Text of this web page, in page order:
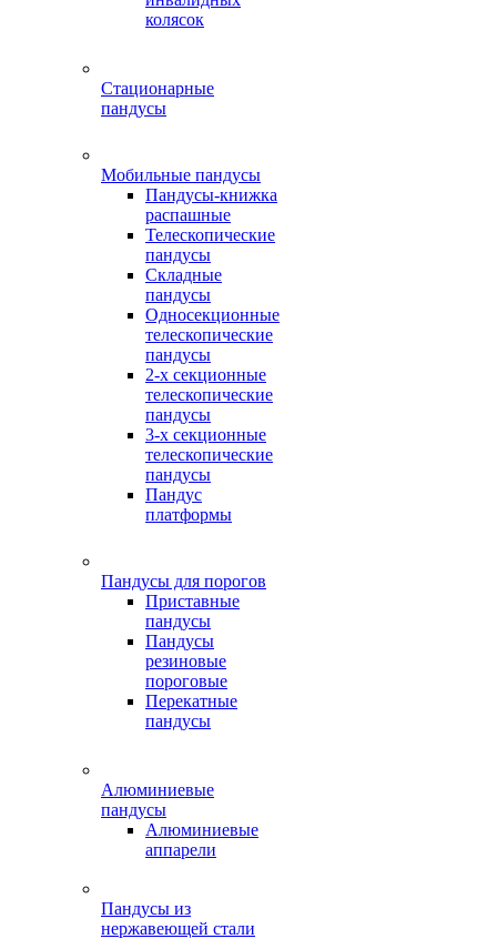
колясок
Стационарные
пандусы
Мобильные пандусы
Пандусы-книжка
распашные
Телескопические
пандусы
Складные
пандусы
Односекционные
телескопические
пандусы
2-х секционные
телескопические
пандусы
3-х секционные
телескопические
пандусы
Пандус
платформы
Пандусы для порогов
Приставные
пандусы
Пандусы
резиновые
пороговые
Перекатные
пандусы
Алюминиевые
пандусы
Алюминиевые
аппарели
Пандусы из
нержавеющей стали